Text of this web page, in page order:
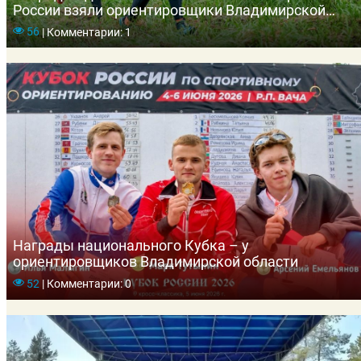
России взяли ориентировщики Владимирской
области
56|Комментарии: 1
Награды национального Кубка – у
ориентировщиков Владимирской области
52 |Комментарии: 0